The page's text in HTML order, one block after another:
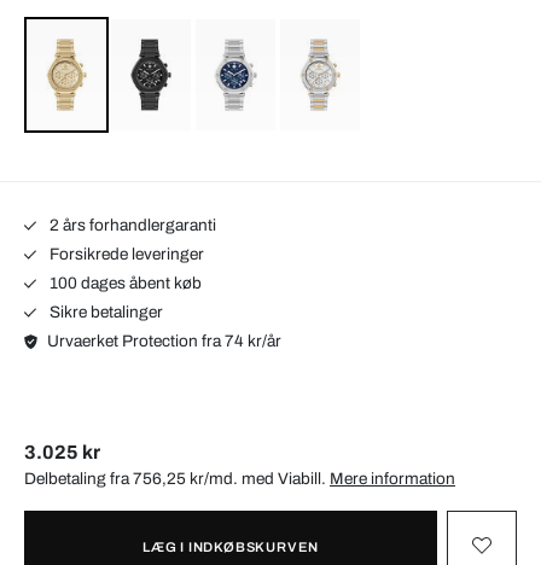
2 års forhandlergaranti
Forsikrede leveringer
100 dages åbent køb
Sikre betalinger
Urvaerket Protection fra 74 kr/år
3.025 kr
Delbetaling fra 756,25 kr/md. med Viabill. Mere information
LÆG I INDKØBSKURVEN